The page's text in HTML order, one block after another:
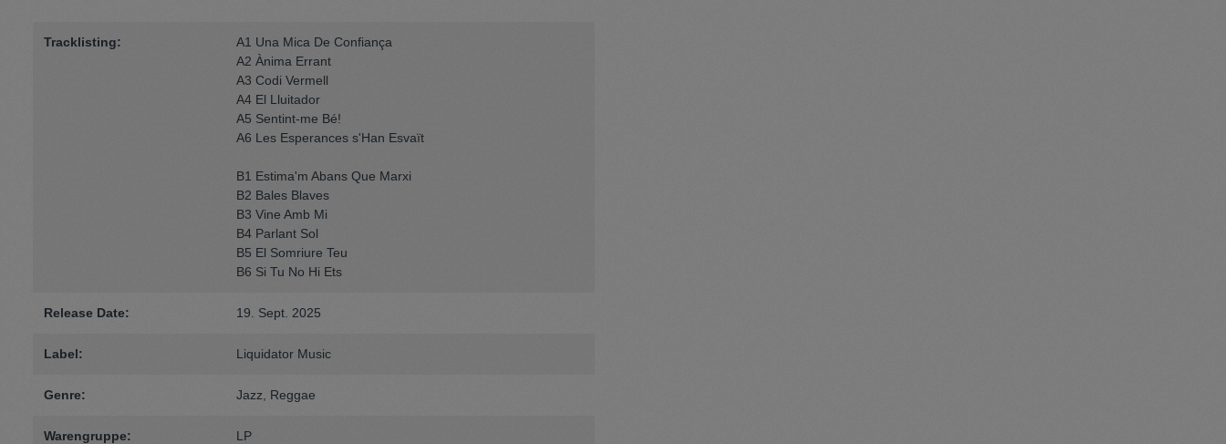
Tracklisting:
A1 Una Mica De Confiança
A2 Ànima Errant
A3 Codi Vermell
A4 El Lluitador
A5 Sentint-me Bé!
A6 Les Esperances s'Han Esvaït
B1 Estima'm Abans Que Marxi
B2 Bales Blaves
B3 Vine Amb Mi
B4 Parlant Sol
B5 El Somriure Teu
B6 Si Tu No Hi Ets
Release Date: 19. Sept. 2025
Label: Liquidator Music
Genre: Jazz , Reggae
Warengruppe: LP